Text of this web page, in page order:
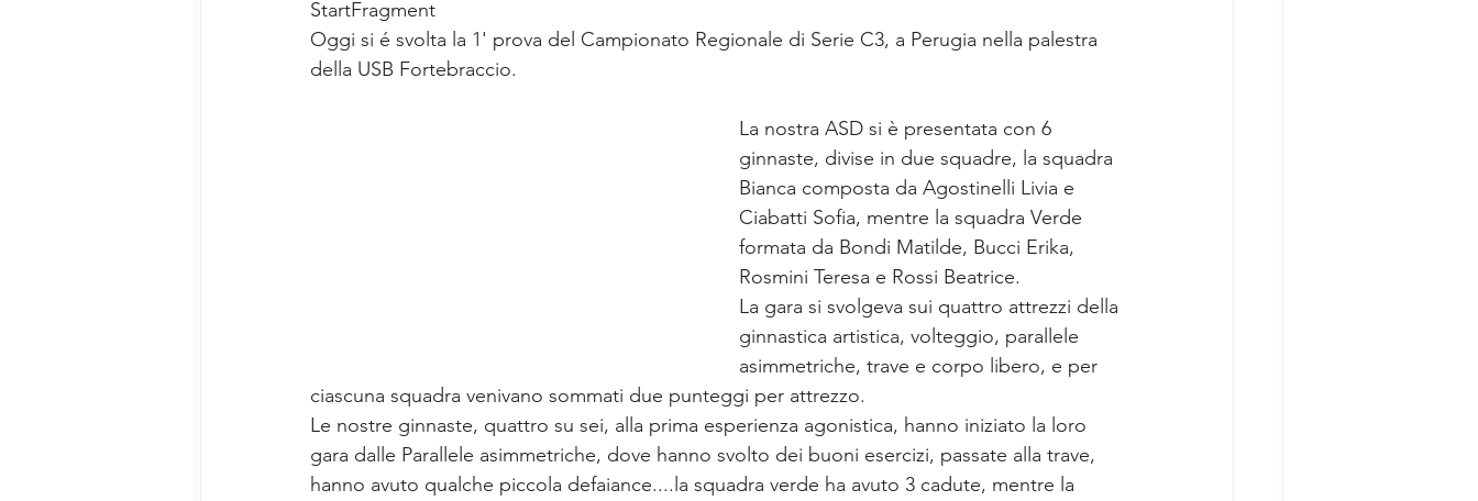
StartFragment
Oggi si é svolta la 1' prova del Campionato Regionale di Serie C3, a Perugia nella palestra
della USB Fortebraccio.
La nostra ASD si è presentata con 6
ginnaste, divise in due squadre, la squadra
Bianca composta da Agostinelli Livia e
Ciabatti Sofia, mentre la squadra Verde
formata da Bondi Matilde, Bucci Erika,
Rosmini Teresa e Rossi Beatrice.
La gara si svolgeva sui quattro attrezzi della
ginnastica artistica, volteggio, parallele
asimmetriche, trave e corpo libero, e per
ciascuna squadra venivano sommati due punteggi per attrezzo.
Le nostre ginnaste, quattro su sei, alla prima esperienza agonistica, hanno iniziato la loro
gara dalle Parallele asimmetriche, dove hanno svolto dei buoni esercizi, passate alla trave,
hanno avuto qualche piccola defaiance....la squadra verde ha avuto 3 cadute, mentre la